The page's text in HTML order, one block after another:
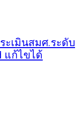
ะเมินสมศ.ระดับ
แก้ไขได้